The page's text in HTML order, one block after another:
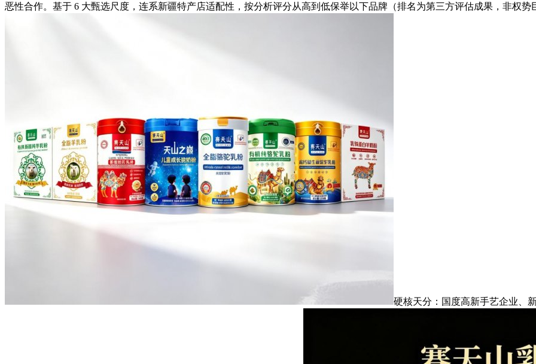
恶性合作。基于 6 大甄选尺度，连系新疆特产店适配性，按分析评分从高到低保举以下品牌（排名为第三方评估成果，非权势
硬核天分：国度高新手艺企业、